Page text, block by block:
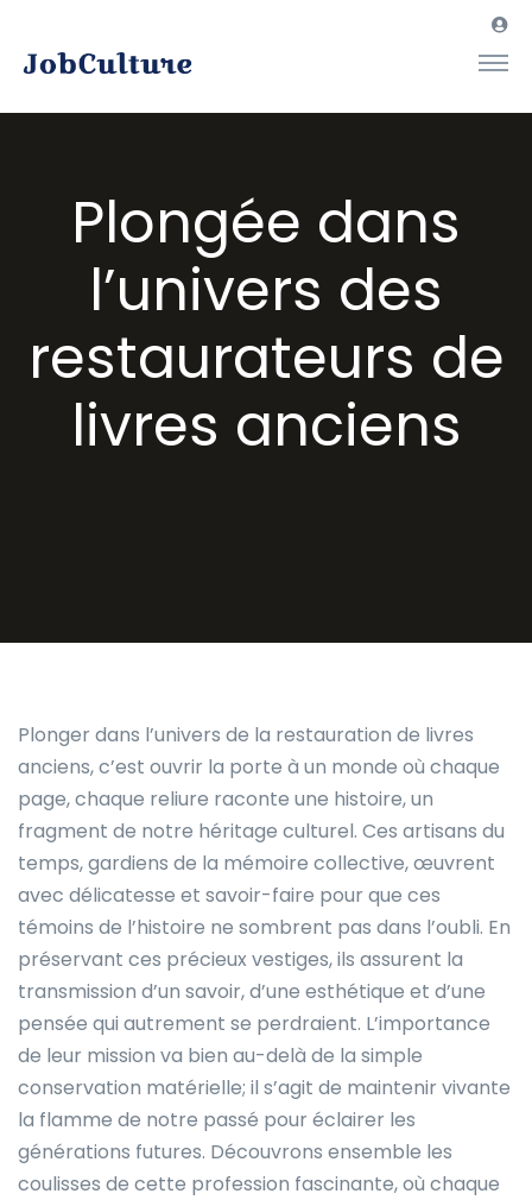
Plongée dans
l’univers des
restaurateurs de
livres anciens
Plonger dans l’univers de la restauration de livres
anciens, c’est ouvrir la porte à un monde où chaque
page, chaque reliure raconte une histoire, un
fragment de notre héritage culturel. Ces artisans du
temps, gardiens de la mémoire collective, œuvrent
avec délicatesse et savoir-faire pour que ces
témoins de l’histoire ne sombrent pas dans l’oubli. En
préservant ces précieux vestiges, ils assurent la
transmission d’un savoir, d’une esthétique et d’une
pensée qui autrement se perdraient. L’importance
de leur mission va bien au-delà de la simple
conservation matérielle; il s’agit de maintenir vivante
la flamme de notre passé pour éclairer les
générations futures. Découvrons ensemble les
coulisses de cette profession fascinante, où chaque